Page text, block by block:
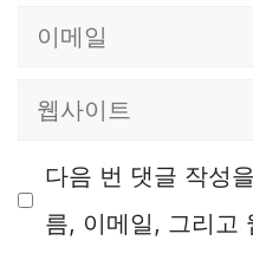
이
웹
이
다음 번 댓글 작성
름, 이메일, 그리고